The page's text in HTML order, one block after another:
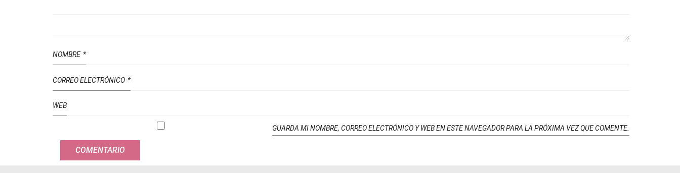
NOMBRE *
CORREO ELECTRÓNICO *
WEB
GUARDA MI NOMBRE, CORREO ELECTRÓNICO Y WEB EN ESTE NAVEGADOR PARA LA PRÓXIMA VEZ QUE COMENTE.